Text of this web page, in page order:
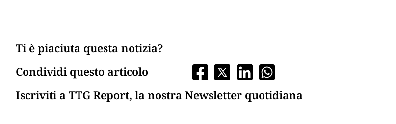
Ti è piaciuta questa notizia?
Condividi questo articolo
Iscriviti a TTG Report, la nostra Newsletter quotidiana